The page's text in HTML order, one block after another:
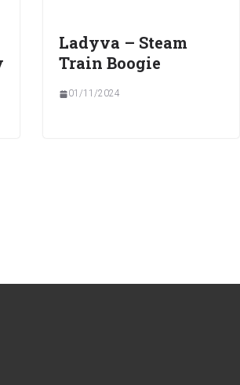
Ladyva – Steam
Train Boogie
01/11/2024